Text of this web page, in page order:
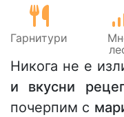
Гарнитури
Никога не е
и вкусни
почерпим с